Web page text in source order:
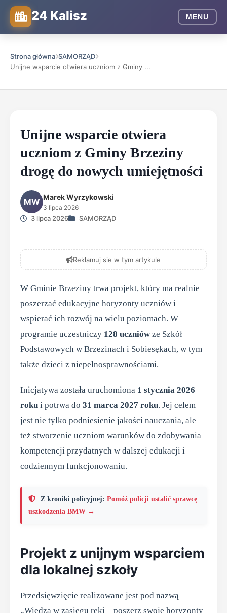
24 Kalisz MENU
Strona główna SAMORZĄD
Unijne wsparcie otwiera uczniom z Gminy ...
Unijne wsparcie otwiera
uczniom z Gminy Brzeziny
drogę do nowych umiejętności
MW Marek Wyrzykowski
3 lipca 2026
3 lipca 2026 SAMORZĄD
Reklamuj sie w tym artykule
W Gminie Brzeziny trwa projekt, który ma realnie
poszerzać edukacyjne horyzonty uczniów i
wspierać ich rozwój na wielu poziomach. W
programie uczestniczy 128 uczniów ze Szkół
Podstawowych w Brzezinach i Sobiesękach, w tym
także dzieci z niepełnosprawnościami.
Inicjatywa została uruchomiona 1 stycznia 2026
roku i potrwa do 31 marca 2027 roku. Jej celem
jest nie tylko podniesienie jakości nauczania, ale
też stworzenie uczniom warunków do zdobywania
kompetencji przydatnych w dalszej edukacji i
codziennym funkcjonowaniu.
Z kroniki policyjnej: Pomóż policji ustalić sprawcę
uszkodzenia BMW →
Projekt z unijnym wsparciem
dla lokalnej szkoły
Przedsięwzięcie realizowane jest pod nazwą
„Wiedza w zasięgu ręki – poszerz swoje horyzonty